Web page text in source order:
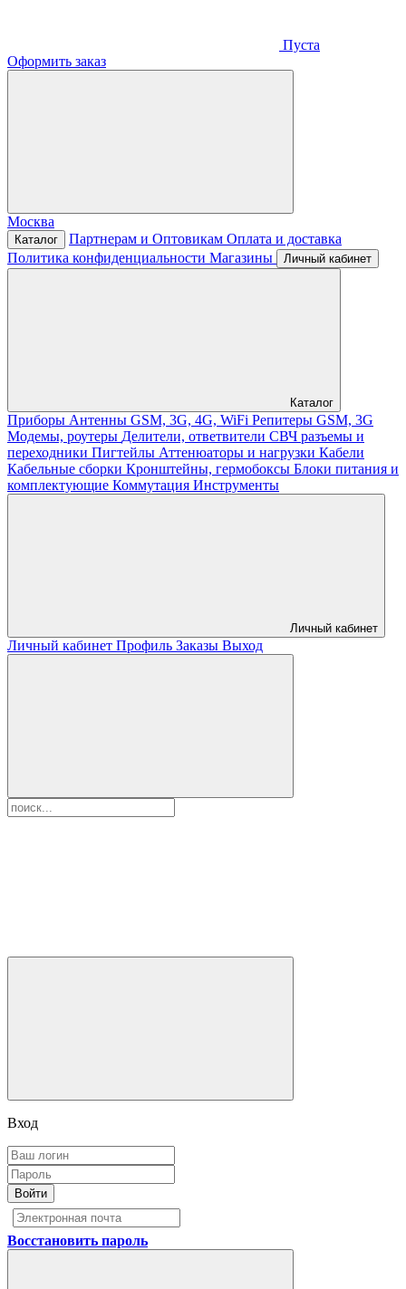
Пуста
Оформить заказ
Москва
Каталог Партнерам и Оптовикам Оплата и доставка
Политика конфиденциальности Магазины Личный кабинет
Каталог
Приборы Антенны GSM, 3G, 4G, WiFi Репитеры GSM, 3G
Модемы, роутеры Делители, ответвители СВЧ разъемы и
переходники Пигтейлы Аттенюаторы и нагрузки Кабели
Кабельные сборки Кронштейны, гермобоксы Блоки питания и
комплектующие Коммутация Инструменты
Личный кабинет
Личный кабинет Профиль Заказы Выход
Вход
Войти
Восстановить пароль